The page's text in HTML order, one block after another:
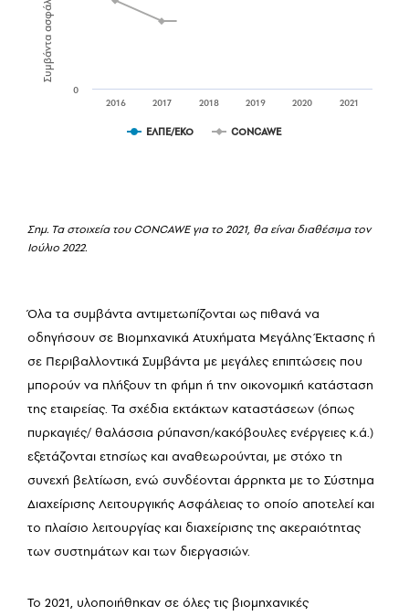
ΕΛΠΕ/ΕΚΟ CONCAWE
2016 2017 2018 2019 2020 2021
0
Σημ. Τα στοιχεία του CONCAWE για το 2021, θα είναι διαθέσιμα τον
Ιούλιο 2022.
Όλα τα συμβάντα αντιμετωπίζονται ως πιθανά να
οδηγήσουν σε Βιομηχανικά Ατυχήματα Μεγάλης Έκτασης ή
σε Περιβαλλοντικά Συμβάντα με μεγάλες επιπτώσεις που
μπορούν να πλήξουν τη φήμη ή την οικονομική κατάσταση
της εταιρείας. Τα σχέδια εκτάκτων καταστάσεων (όπως
πυρκαγιές/ θαλάσσια ρύπανση/κακόβουλες ενέργειες κ.ά.)
εξετάζονται ετησίως και αναθεωρούνται, με στόχο τη
συνεχή βελτίωση, ενώ συνδέονται άρρηκτα με το Σύστημα
Διαχείρισης Λειτουργικής Ασφάλειας το οποίο αποτελεί και
το πλαίσιο λειτουργίας και διαχείρισης της ακεραιότητας
των συστημάτων και των διεργασιών.
Το 2021, υλοποιήθηκαν σε όλες τις βιομηχανικές